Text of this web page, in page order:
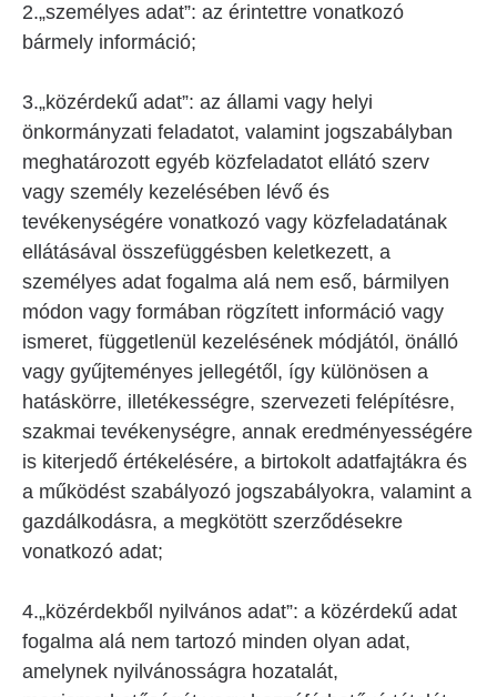
2.„személyes adat”: az érintettre vonatkozó
bármely információ;
3.„közérdekű adat”: az állami vagy helyi
önkormányzati feladatot, valamint jogszabályban
meghatározott egyéb közfeladatot ellátó szerv
vagy személy kezelésében lévő és
tevékenységére vonatkozó vagy közfeladatának
ellátásával összefüggésben keletkezett, a
személyes adat fogalma alá nem eső, bármilyen
módon vagy formában rögzített információ vagy
ismeret, függetlenül kezelésének módjától, önálló
vagy gyűjteményes jellegétől, így különösen a
hatáskörre, illetékességre, szervezeti felépítésre,
szakmai tevékenységre, annak eredményességére
is kiterjedő értékelésére, a birtokolt adatfajtákra és
a működést szabályozó jogszabályokra, valamint a
gazdálkodásra, a megkötött szerződésekre
vonatkozó adat;
4.„közérdekből nyilvános adat”: a közérdekű adat
fogalma alá nem tartozó minden olyan adat,
amelynek nyilvánosságra hozatalát,